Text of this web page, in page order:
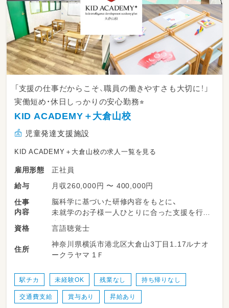
「支援の仕事だからこそ、職員の働きやすさも大切に！」
実働短め・休日しっかりの安心勤務⭐︎
KID ACADEMY＋大倉山校
児童発達支援施設
KID ACADEMY＋大倉山校の求人一覧を見る
雇用形態
正社員
給与
月収260,000円 〜 400,000円
仕事
内容
脳科学に基づいた研修内容をもとに、
未就学のお子様一人ひとりに合った支援を行い
ます。
日々のお子様の様子をスタッフ間で共有しなが
ら、
保護者の方や関係機関とのやり取りは、
先輩スタッフや管理者がフォローしますのでご
資格 言語聴覚士
住所
神奈川県横浜市港北区大倉山3丁目1₋17ルナオ
ークラヤマ 1Ｆ
駅チカ 未経験OK 残業なし 持ち帰りなし
交通費支給 賞与あり 昇給あり